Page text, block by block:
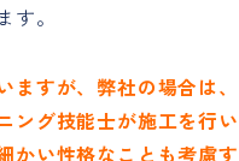
。
すが、弊社の場合は、
ング技能士が施工を行い
かい性格なことも考慮す